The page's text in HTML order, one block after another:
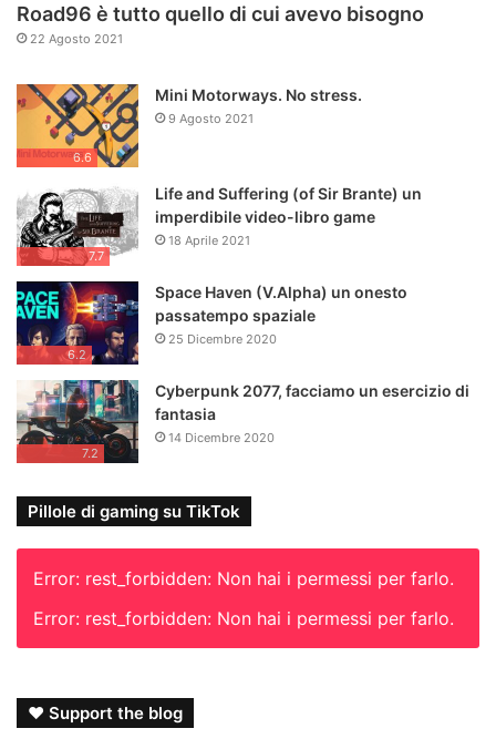
Road96 è tutto quello di cui avevo bisogno
22 Agosto 2021
6.6
Mini Motorways. No stress.
9 Agosto 2021
7.7
Life and Suffering (of Sir Brante) un
imperdibile video-libro game
18 Aprile 2021
6.2
Space Haven (V.Alpha) un onesto
passatempo spaziale
25 Dicembre 2020
7.2
Cyberpunk 2077, facciamo un esercizio di
fantasia
14 Dicembre 2020
Pillole di gaming su TikTok
Error: rest_forbidden: Non hai i permessi per farlo.
Error: rest_forbidden: Non hai i permessi per farlo.
❤ Support the blog